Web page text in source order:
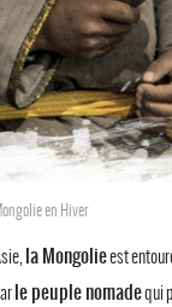
en Hiver
la Mongolieest
le peuple nomadequi